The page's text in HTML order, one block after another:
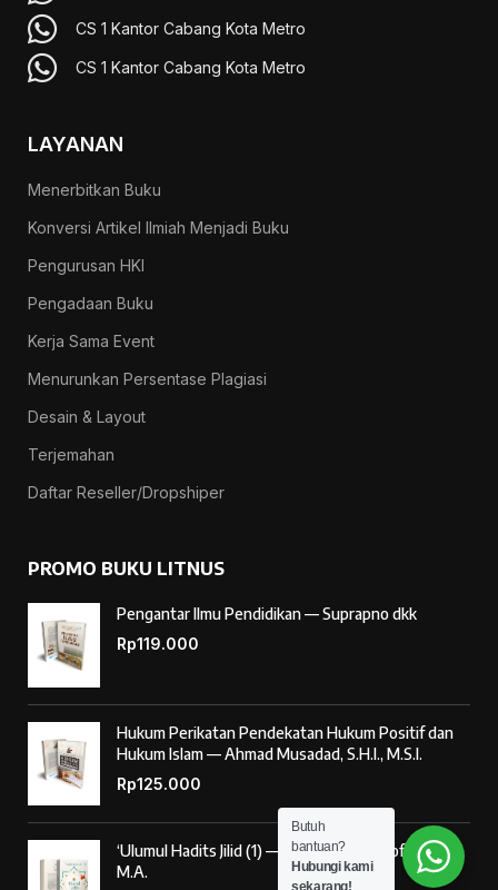
CS 1 Kantor Cabang Kota Metro
CS 1 Kantor Cabang Kota Metro
LAYANAN
Menerbitkan Buku
Konversi Artikel Ilmiah Menjadi Buku
Pengurusan HKI
Pengadaan Buku
Kerja Sama Event
Menurunkan Persentase Plagiasi
Desain & Layout
Terjemahan
Daftar Reseller/Dropshiper
PROMO BUKU LITNUS
Pengantar Ilmu Pendidikan — Suprapno dkk
Rp119.000
Hukum Perikatan Pendekatan Hukum Positif dan
Hukum Islam — Ahmad Musadad, S.H.I., M.S.I.
Rp125.000
‘Ulumul Hadits Jilid (1) — Dr. Nur Baety Sofyan, Lc.,
M.A.
Butuh
bantuan?
Hubungi kami
sekarang!